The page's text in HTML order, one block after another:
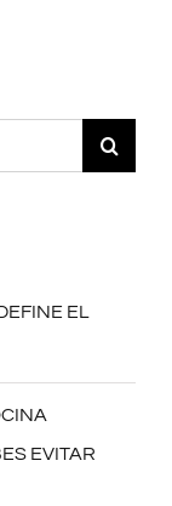
EL
EVITAR